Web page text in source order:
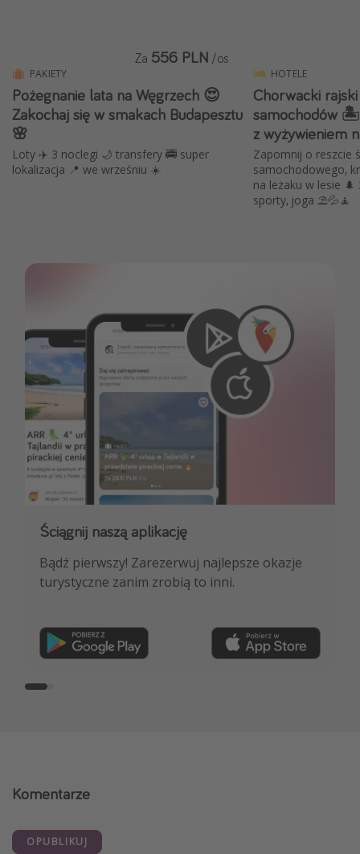
PAKIETY
Pożegnanie lata na Węgrzech 😍
Zakochaj się w smakach Budapesztu
🌸
Loty ✈️ 3 noclegi 🌙 transfery 🚎 super
lokalizacja 📍 we wrześniu ☀️
Za 556 PLN /os
HOTELE
Chorwacki
samochodów
z wyżywieniem
Zapomnij o reszcie
samochodowego,
na leżaku w lesie 🌲 3 noce 🌙 Plaża, basen,
sporty, joga ⛱️💦🧘
Ściągnij naszą aplikację
Bądź pierwszy! Zarezerwuj najlepsze okazje
turystyczne zanim zrobią to inni.
Dołącz do naszego kanału na WhatsApp
NAJLEPSZE oferty podróżnicze, porady
ekspertów i wiele więcej!
Komentarze
OPUBLIKUJ